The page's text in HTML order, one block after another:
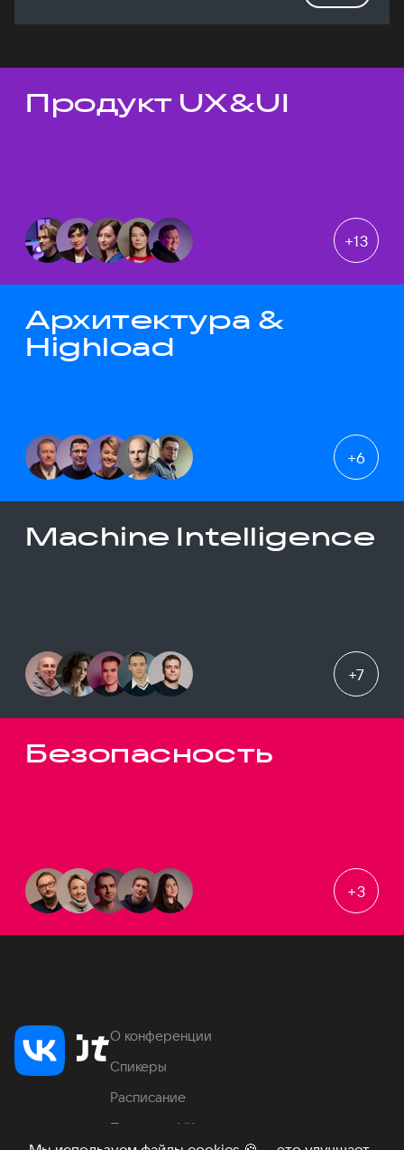
Темы докладов
Продукт UX&UI
+13
Архитектура &
Highload
+6
Machine Intelligence
+7
Безопасность
+3
О конференции
Спикеры
Расписание
Продукты VK